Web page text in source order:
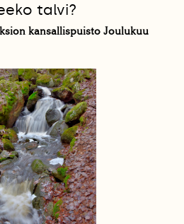
talvi?
kansallispuisto Joulukuu